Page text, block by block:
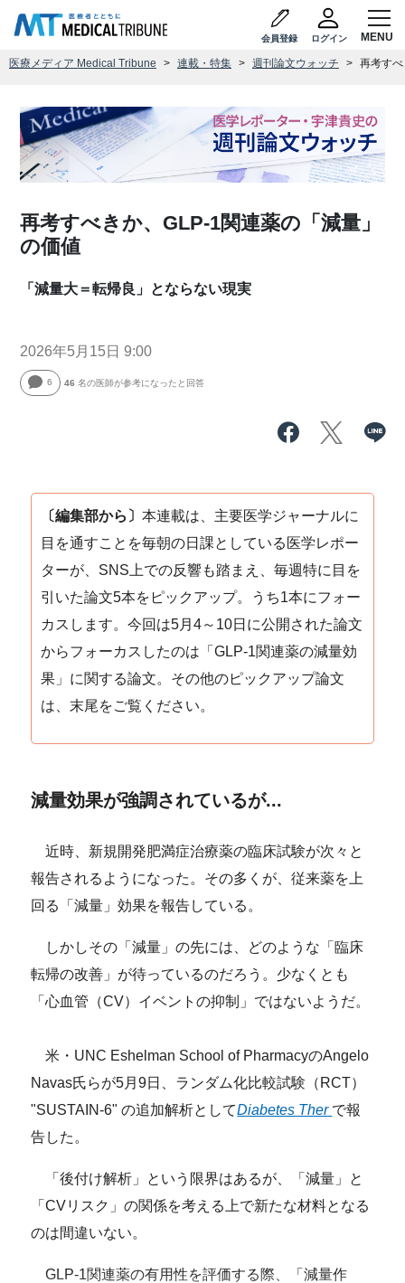
会員登録 ログイン
医療メディア Medical Tribune 連載・特集 週刊論文ウォッチ 再考す
再考すべきか、GLP-1関連薬の「減量」
の価値
「減量大＝転帰良」とならない現実
2026年5月15日 9:00
6 46 名の医師が参考になったと回答
〔編集部から〕本連載は、主要医学ジャーナルに
目を通すことを毎朝の日課としている医学レポー
ターが、SNS上での反響も踏まえ、毎週特に目を
引いた論文5本をピックアップ。うち1本にフォー
カスします。今回は5月4～10日に公開された論文
からフォーカスしたのは「GLP-1関連薬の減量効
果」に関する論文。その他のピックアップ論文
は、末尾をご覧ください。
減量効果が強調されているが...
近時、新規開発肥満症治療薬の臨床試験が次々と
報告されるようになった。その多くが、従来薬を上
回る「減量」効果を報告している。
しかしその「減量」の先には、どのような「臨床
転帰の改善」が待っているのだろう。少なくとも
「心血管（CV）イベントの抑制」ではないようだ。
米・UNC Eshelman School of PharmacyのAngelo
Navas氏らが5月9日、ランダム化比較試験（RCT）
"SUSTAIN-6" の追加解析としてDiabetes Ther で報
告した。
「後付け解析」という限界はあるが、「減量」と
「CVリスク」の関係を考える上で新たな材料となる
のは間違いない。
GLP-1関連薬の有用性を評価する際、「減量作